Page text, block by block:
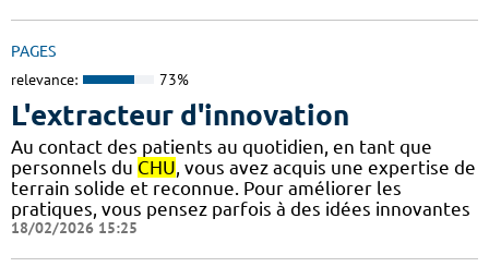
PAGES
relevance: 73%
L'extracteur d'innovation
Au contact des patients au quotidien, en tant que
personnels du CHU, vous avez acquis une expertise de
terrain solide et reconnue. Pour améliorer les
pratiques, vous pensez parfois à des idées innovantes
18/02/2026 15:25